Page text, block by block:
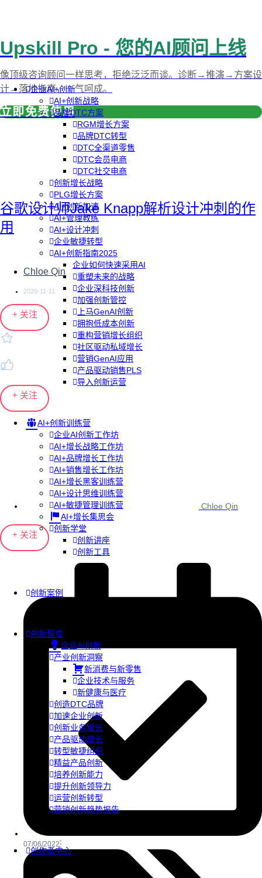
企业AI+创新
AI+创新战略
品牌DTC方案
RGM增长方案
品牌DTC转型
DTC全渠道零售
DTC会员电商
DTC社交电商
创新增长战略
PLG增长方案
AI+创新加速
AI+管理教练
AI+设计冲刺
企业敏捷转型
AI+创新指南2025
企业如何快速采用AI
重塑未来的战略
企业深科技创新
加强创新管控
上马GenAI创新
拥抱低成本创新
重构营销增长组织
社区驱动私域增长
营销GenAI应用
产品驱动销售PLS
导入创新运营
AI+创新训练营
企业AI创新工作坊
AI+增长战略工作坊
AI+品牌增长工作坊
AI+销售增长工作坊
AI+增长黑客训练营
AI+设计思维训练营
AI+敏捷管理训练营
AI+增长集思会
创新学堂
创新讲座
创新工具
创新案例
创新智库
企业AI创新
产业创新洞察
新消费与新零售
企业技术与服务
新健康与医疗
创造DTC品牌
加速企业创新
创新业务增长
产品驱动增长
转型敏捷组织
精益产品创新
培养创新能力
提升创新领导力
运营创新转型
营销创新趋势报告
创作者中心
Upskill Pro - 您的AI顾问上线
像顶级咨询顾问一样思考，拒绝泛泛而谈。诊断→推演→方案设
计→落地指南，一气呵成。
立即免费使用
谷歌设计师Jake Knapp解析设计冲刺的作
用
Chloe Qin
2020-11-11
+ 关注
+ 关注
Chloe Qin
+ 关注
07/06/2022